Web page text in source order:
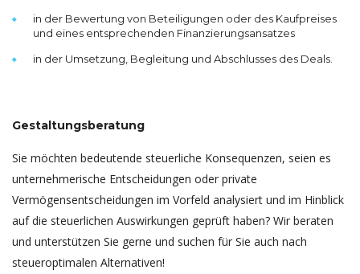
in der Bewertung von Beteiligungen oder des Kaufpreises
und eines entsprechenden Finanzierungsansatzes
in der Umsetzung, Begleitung und Abschlusses des Deals.
Gestaltungsberatung
Sie möchten bedeutende steuerliche Konsequenzen, seien es
unternehmerische Entscheidungen oder private
Vermögensentscheidungen im Vorfeld analysiert und im Hinblick
auf die steuerlichen Auswirkungen geprüft haben? Wir beraten
und unterstützen Sie gerne und suchen für Sie auch nach
steueroptimalen Alternativen!